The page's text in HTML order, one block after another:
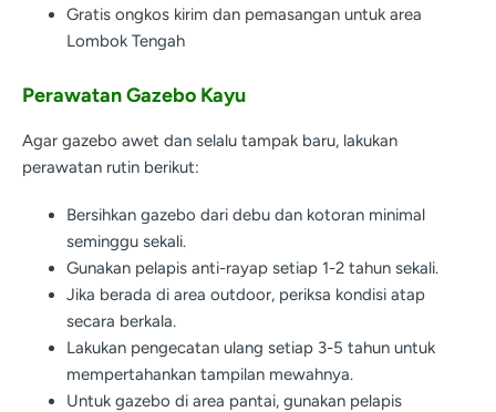
Gratis ongkos kirim dan pemasangan untuk area
Lombok Tengah
Perawatan Gazebo Kayu
Agar gazebo awet dan selalu tampak baru, lakukan
perawatan rutin berikut:
Bersihkan gazebo dari debu dan kotoran minimal
seminggu sekali.
Gunakan pelapis anti-rayap setiap 1-2 tahun sekali.
Jika berada di area outdoor, periksa kondisi atap
secara berkala.
Lakukan pengecatan ulang setiap 3-5 tahun untuk
mempertahankan tampilan mewahnya.
Untuk gazebo di area pantai, gunakan pelapis